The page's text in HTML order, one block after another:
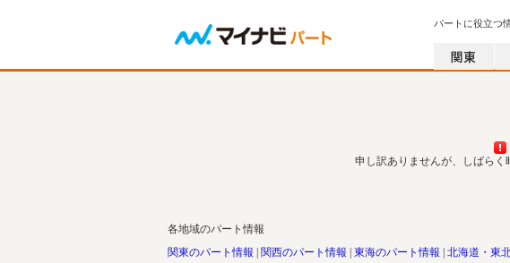
パートに役立つ
申し訳ありませんが、しばらく
各地域のパート情報
関東のパート情報
関西のパート情報 東海のパート情報 北海道・東